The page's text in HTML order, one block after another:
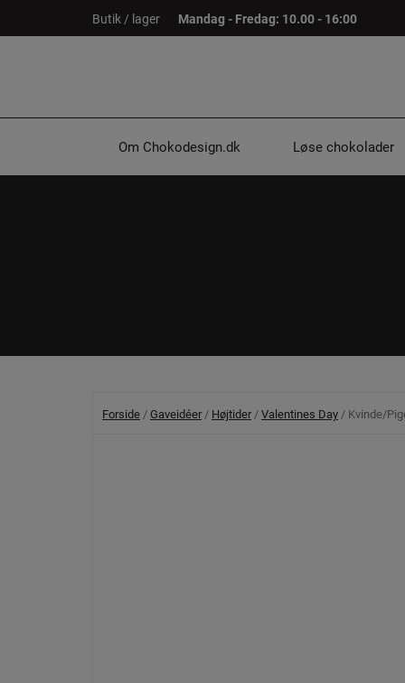
til
Butik / lager Mandag - Fredag: 10.00 - 16:00
Om Chokodesign.dk Løse chokolader
Forside /Gaveidéer / Højtider /Valentines Day / Kvinde/